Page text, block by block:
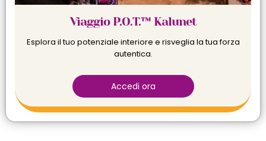
Viaggio P.O.T.™ Kalunet
Esplora il tuo potenziale interiore e risveglia la tua forza
autentica.
Accedi ora